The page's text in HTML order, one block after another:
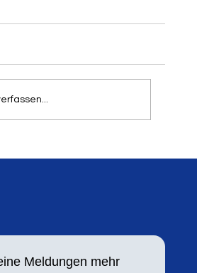
freuen wir uns, alle informieren zu
Meldungen mehr